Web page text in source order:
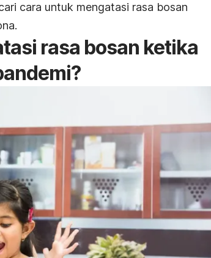
cara untuk mengatasi rasa bosan
rasa bosan ketika